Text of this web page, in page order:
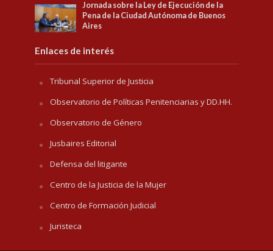
Jornada sobre la Ley de Ejecución de la
Pena de la Ciudad Autónoma de Buenos
Aires
Enlaces de interés
Tribunal Superior de Justicia
Observatorio de Políticas Penitenciarias y DD.HH.
Observatorio de Género
Jusbaires Editorial
Defensa del litigante
Centro de la Justicia de la Mujer
Centro de Formación Judicial
Juristeca